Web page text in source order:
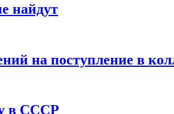
найдут
на поступление в
в СССР